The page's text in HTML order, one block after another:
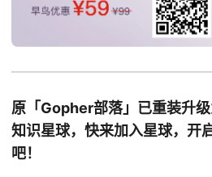
原「Gopher部落」已重装升级
知识星球，快来加入星球，开
吧！